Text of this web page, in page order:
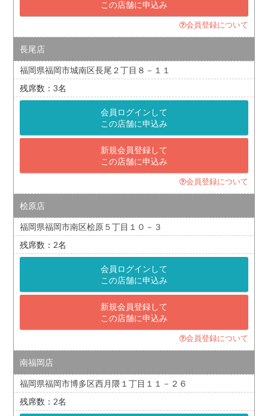
この店舗に申込み
会員登録について
長尾店
福岡県福岡市城南区長尾２丁目８－１１
3
会員ログインして
この店舗に申込み
新規会員登録して
この店舗に申込み
会員登録について
桧原店
福岡県福岡市南区桧原５丁目１０－３
2
会員ログインして
この店舗に申込み
新規会員登録して
この店舗に申込み
会員登録について
南福岡店
福岡県福岡市博多区西月隈１丁目１１－２６
2